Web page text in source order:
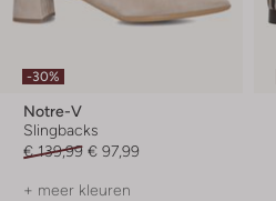
-30%
Notre-V
Slingbacks
€ 139,99 € 97,99
+ meer kleuren